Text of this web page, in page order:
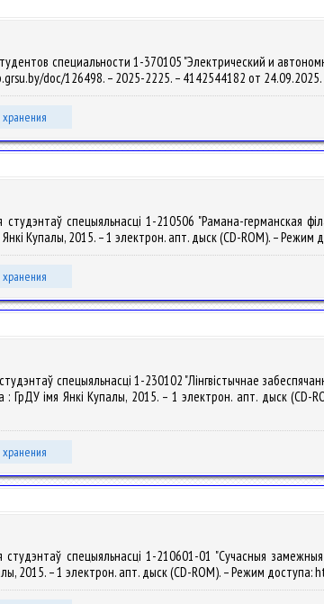
специальности 1-370105 "Электрический и
doc/126498. – 2025-2225. – 4142544182 от 24.09.2025.
спецыяльнасці 1-210506 "Рамана-германская
Купалы, 2015. – 1 электрон. апт. дыск (CD-ROM). –
спецыяльнасці 1-230102 "Лінгвістычнае
ГрДУ імя Янкі Купалы, 2015. – 1 электрон. апт. дыск
спецыяльнасці 1-210601-01 "Сучасныя
2015. – 1 электрон. апт. дыск (CD-ROM). – Режим